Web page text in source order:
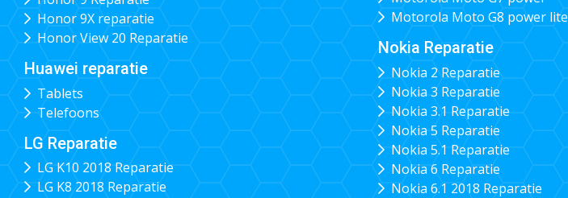
Honor 9X reparatie
Honor View 20 Reparatie
Huawei reparatie
Tablets
Telefoons
LG Reparatie
LG K10 2018 Reparatie
LG K8 2018 Reparatie
Motorola Moto G8 power lite
Nokia Reparatie
Nokia 2 Reparatie
Nokia 3 Reparatie
Nokia 3.1 Reparatie
Nokia 5 Reparatie
Nokia 5.1 Reparatie
Nokia 6 Reparatie
Nokia 6.1 2018 Reparatie